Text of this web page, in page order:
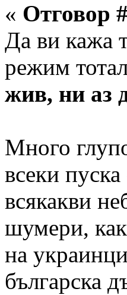
« Отговор
Да ви кажа
режим
жив, ни аз
Много
всеки
всякакви
шумери,
на
българска